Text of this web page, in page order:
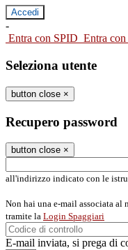
-
Entra con SPID Entra
Seleziona utente
button close ×
Recupero password
button close ×
all'indirizzo indicato con le
Non hai una e-mail associata al
tramite la Login Spaggiari
E-mail inviata, si prega di